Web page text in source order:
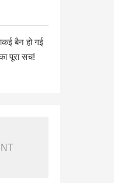
बैन हो गई
पूरा सच!